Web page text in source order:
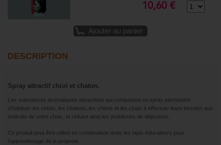
10,60 €
Ajouter au panier
DESCRIPTION
Spray attractif chiot et chaton.
Les substances aromatiques attractives qui composent ce spray permettent
d’habituer les chiots, les chatons, les chiens et les chats à effectuer leurs besoins aux
endroits de votre choix, et réduire ainsi les problèmes de déjections.
Ce produit peut être utilisé en combinaison avec les tapis éducateurs pour
l’apprentissage de la propreté.